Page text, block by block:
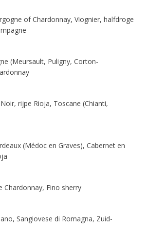
of Chardonnay, Viognier, halfdroge
(Meursault, Puligny, Corton-
rijpe Rioja, Toscane (Chianti,
(Médoc en Graves), Cabernet en
Chardonnay, Fino sherry
Sangiovese di Romagna, Zuid-